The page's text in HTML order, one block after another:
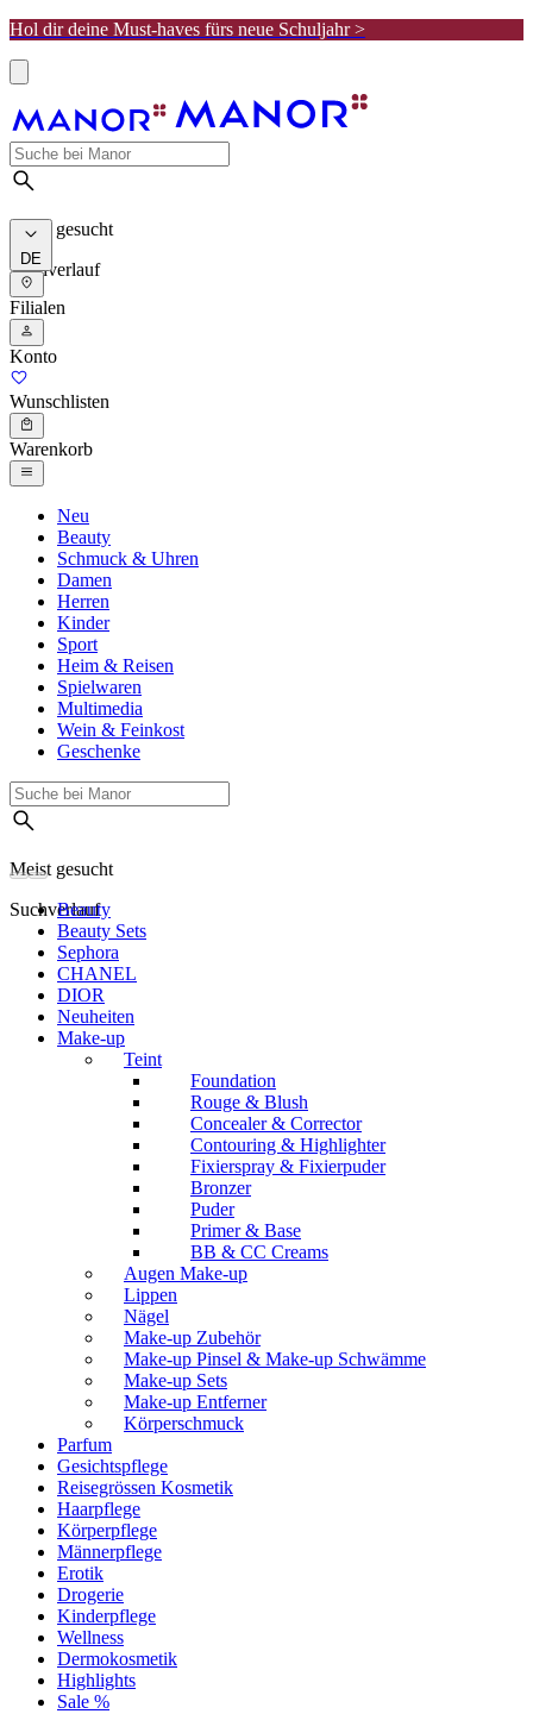
Hol dir deine Must-haves fürs neue Schuljahr >
Meist gesucht
Suchverlauf
DE
Filialen
Konto
Wunschlisten
Warenkorb
Neu
Beauty
Schmuck & Uhren
Damen
Herren
Kinder
Sport
Heim & Reisen
Spielwaren
Multimedia
Wein & Feinkost
Geschenke
Meist gesucht
Suchverlauf
Beauty
Beauty Sets
Sephora
CHANEL
DIOR
Neuheiten
Make-up
Teint
Foundation
Rouge & Blush
Concealer & Corrector
Contouring & Highlighter
Fixierspray & Fixierpuder
Bronzer
Puder
Primer & Base
BB & CC Creams
Augen Make-up
Lippen
Nägel
Make-up Zubehör
Make-up Pinsel & Make-up Schwämme
Make-up Sets
Make-up Entferner
Körperschmuck
Parfum
Gesichtspflege
Reisegrössen Kosmetik
Haarpflege
Körperpflege
Männerpflege
Erotik
Drogerie
Kinderpflege
Wellness
Dermokosmetik
Highlights
Sale %